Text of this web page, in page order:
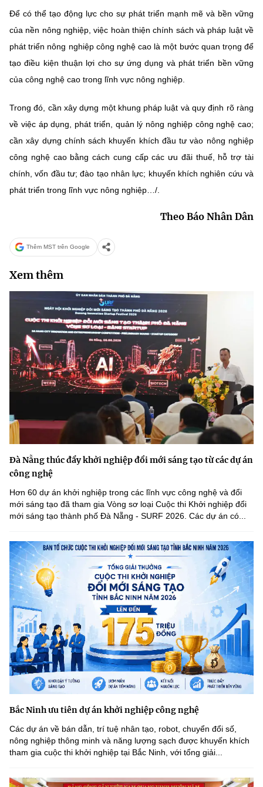
Để có thể tạo động lực cho sự phát triển mạnh mẽ và bền vững
của nền nông nghiệp, việc hoàn thiện chính sách và pháp luật về
phát triển nông nghiệp công nghệ cao là một bước quan trọng để
tạo điều kiện thuận lợi cho sự ứng dụng và phát triển bền vững
của công nghệ cao trong lĩnh vực nông nghiệp.
Trong đó, cần xây dựng một khung pháp luật và quy định rõ ràng
về việc áp dụng, phát triển, quản lý nông nghiệp công nghệ cao;
cần xây dựng chính sách khuyến khích đầu tư vào nông nghiệp
công nghệ cao bằng cách cung cấp các ưu đãi thuế, hỗ trợ tài
chính, vốn đầu tư; đào tạo nhân lực; khuyến khích nghiên cứu và
phát triển trong lĩnh vực nông nghiệp…/.
Theo Báo Nhân Dân
Thêm MST trên Google
Xem thêm
Đà Nẵng thúc đẩy khởi nghiệp đổi mới sáng tạo từ các dự án
công nghệ
Hơn 60 dự án khởi nghiệp trong các lĩnh vực công nghệ và đổi
mới sáng tạo đã tham gia Vòng sơ loại Cuộc thi Khởi nghiệp đổi
mới sáng tạo thành phố Đà Nẵng - SURF 2026. Các dự án có...
Bắc Ninh ưu tiên dự án khởi nghiệp công nghệ
Các dự án về bán dẫn, trí tuệ nhân tạo, robot, chuyển đổi số,
nông nghiệp thông minh và năng lượng sạch được khuyến khích
tham gia cuộc thi khởi nghiệp tại Bắc Ninh, với tổng giải...